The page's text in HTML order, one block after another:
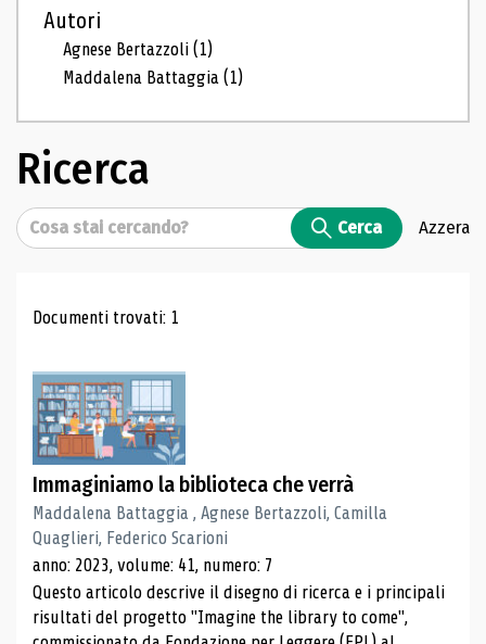
Autori
Agnese Bertazzoli(1)
Maddalena Battaggia(1)
Ricerca
Cerca Cerca Azzera
Risultati di ricerca
Documenti trovati: 1
Immaginiamo la biblioteca che verrà
Maddalena Battaggia , Agnese Bertazzoli, Camilla
Quaglieri, Federico Scarioni
anno: 2023, volume: 41, numero: 7
Questo articolo descrive il disegno di ricerca e i principali
risultati del progetto "Imagine the library to come",